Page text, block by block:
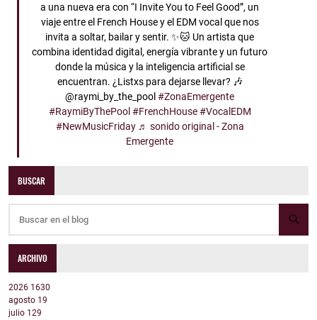
a una nueva era con “I Invite You to Feel Good”, un
viaje entre el French House y el EDM vocal que nos
invita a soltar, bailar y sentir. ✨🐱 Un artista que
combina identidad digital, energía vibrante y un futuro
donde la música y la inteligencia artificial se
encuentran. ¿Listxs para dejarse llevar? 🎶
@raymi_by_the_pool#ZonaEmergente
#RaymiByThePool #FrenchHouse #VocalEDM
#NewMusicFriday ♬ sonido original - Zona
Emergente
BUSCAR
ARCHIVO
2026 1630
agosto 19
julio 129